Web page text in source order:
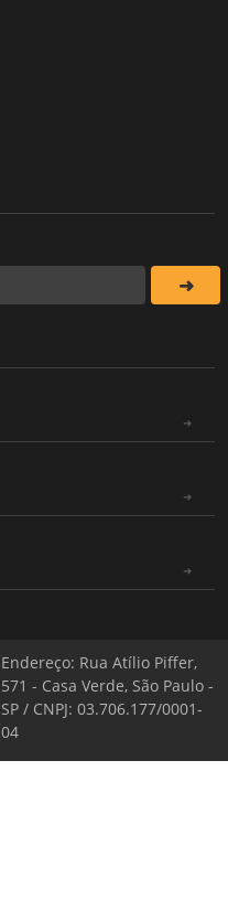
Endereço: Rua Atílio Piffer,
571 - Casa Verde, São Paulo -
SP / CNPJ: 03.706.177/0001-
04